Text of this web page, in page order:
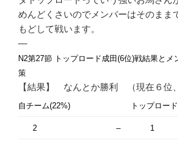
めんどくさいのでメンバーはそのまま
もどして戦います。
—
N2第27節 トップロード成田(6位)戦結果とメ
策
【結果】 なんとか勝利 （現在６位
自チーム(22%) トップロー
2 – 1